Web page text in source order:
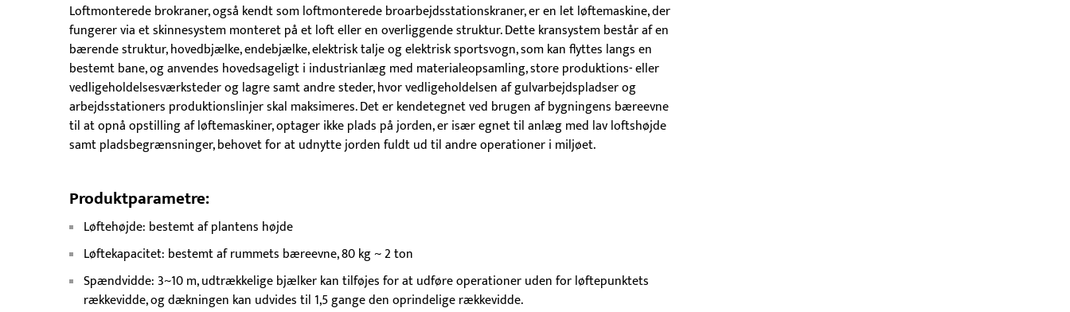
Loftmonterede brokraner, også kendt som loftmonterede broarbejdsstationskraner, er en let løftemaskine, der
fungerer via et skinnesystem monteret på et loft eller en overliggende struktur. Dette kransystem består af en
bærende struktur, hovedbjælke, endebjælke, elektrisk talje og elektrisk sportsvogn, som kan flyttes langs en
bestemt bane, og anvendes hovedsageligt i industrianlæg med materialeopsamling, store produktions- eller
vedligeholdelsesværksteder og lagre samt andre steder, hvor vedligeholdelsen af gulvarbejdspladser og
arbejdsstationers produktionslinjer skal maksimeres. Det er kendetegnet ved brugen af bygningens bæreevne
til at opnå opstilling af løftemaskiner, optager ikke plads på jorden, er især egnet til anlæg med lav loftshøjde
samt pladsbegrænsninger, behovet for at udnytte jorden fuldt ud til andre operationer i miljøet.
Produktparametre:
Løftehøjde: bestemt af plantens højde
Løftekapacitet: bestemt af rummets bæreevne, 80 kg ~ 2 ton
Spændvidde: 3~10 m, udtrækkelige bjælker kan tilføjes for at udføre operationer uden for løftepunktets
rækkevidde, og dækningen kan udvides til 1,5 gange den oprindelige rækkevidde.